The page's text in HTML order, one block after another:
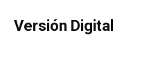
Versión Digital